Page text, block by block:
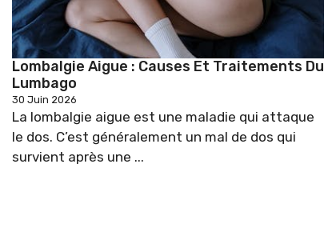
Lombalgie Aigue : Causes Et Traitements Du
Lumbago
30 Juin 2026
La lombalgie aigue est une maladie qui attaque
le dos. C’est généralement un mal de dos qui
survient après une ...